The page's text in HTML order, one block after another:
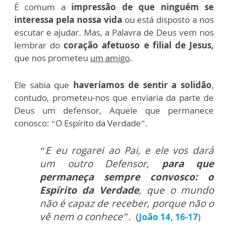
É comum a impressão de que ninguém se
interessa pela nossa vida ou está disposto a nos
escutar e ajudar. Mas, a Palavra de Deus vem nos
lembrar docoração afetuoso e filial de Jesus,
que nos prometeu um amigo.
Ele sabia que haveríamos de sentir a solidão,
contudo, prometeu-nos que enviaria da parte de
Deus um defensor, Aquele que permanece
conosco: “O Espírito da Verdade”.
“E eu rogarei ao Pai, e ele vos dará
um outro Defensor, para que
permaneça sempre convosco: o
Espírito da Verdade, que o mundo
não é capaz de receber, porque não o
vê nem o conhece”. (João 14, 16-17)